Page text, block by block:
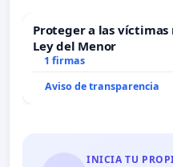
Proteger a las víctimas
Ley del Menor
1 firmas
Aviso de transparencia
INICIA TU